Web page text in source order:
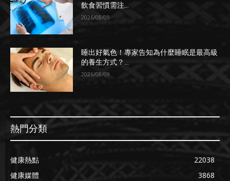
飲食習慣需注...
2026/08/09
睡出好氣色！專家告知為什麼睡眠是最高級
的養生方式？...
2026/08/09
熱門分類
健康熱點
22038
健康媒體
3868